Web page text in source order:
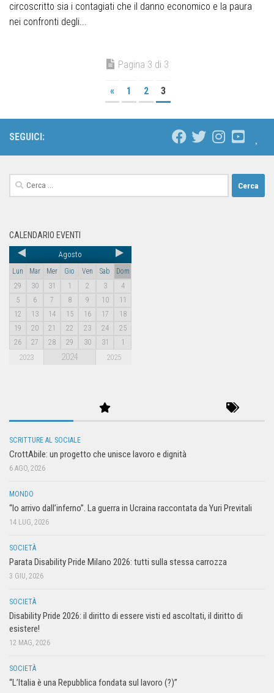
circoscritto sia i contagiati che il danno economico e la paura
nei confronti degli...
Pagina 3 di 3
« 1 2 3
SEGUICI:
CALENDARIO EVENTI
Agosto
Lun Mar Mer Gio Ven Sab
Dom
29
30 31 1 2 3
4
5
6 7 8 9 10
11
12
13 14 15 16 17
18
19
20 21 22 23 24
25
26
27 28 29 30 31 1
2023 2024 2025
SCRITTURE AL SOCIALE
CrottAbile: un progetto che unisce lavoro e dignità
6 AGO, 2026
MONDO
“Io arrivo dall’inferno”. La guerra in Ucraina raccontata da Yuri Previtali
14 LUG, 2026
SOCIETÀ
Parata Disability Pride Milano 2026: tutti sulla stessa carrozza
3 GIU, 2026
SOCIETÀ
Disability Pride 2026: il diritto di essere visti ed ascoltati, il diritto di
esistere!
12 MAG, 2026
SOCIETÀ
“L’Italia è una Repubblica fondata sul lavoro (?)”